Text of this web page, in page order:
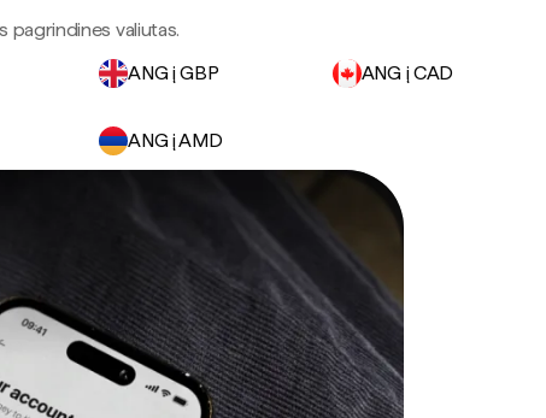
pagrindines valiutas.
ANG į GBP ANG į CAD
ANG į AMD